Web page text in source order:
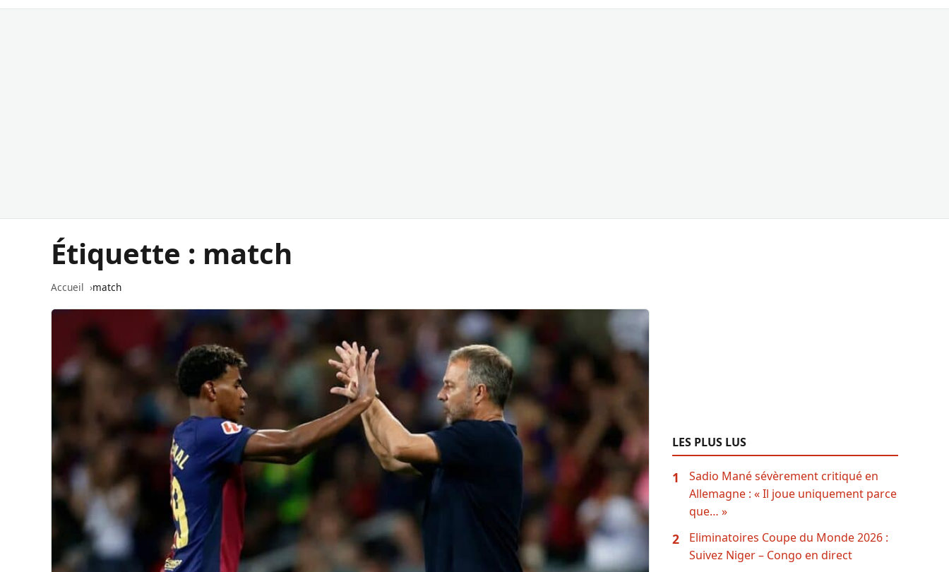
Étiquette : match
Accueil match
LES PLUS LUS
1
Sadio Mané sévèrement critiqué en
Allemagne : « Il joue uniquement parce
que… »
2
Eliminatoires Coupe du Monde 2026 :
Suivez Niger – Congo en direct